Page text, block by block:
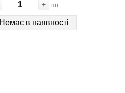
+ шт
Немає в наявності